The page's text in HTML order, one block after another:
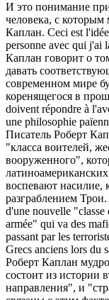
И это понимание
человека, с которым
Каплан. Ceci est
personne avec qui j'ai
Каплан говорит о
давать
современном мире
коренящегося в
doivent répondre à
une philosophie
Писатель Роберт
"класса воителей,
вооруженного",
воспевают насилие,
разграблением Трои.
d'une nouvelle "classe
armée" qui va des
passant par les
Grecs anciens lors du
Роберт Каплан
состоит из истории
направления", и